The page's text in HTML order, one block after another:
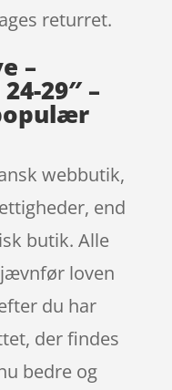
returret.
–
29″ –
webbutik,
end
butik. Alle
loven
du har
der findes
bedre og